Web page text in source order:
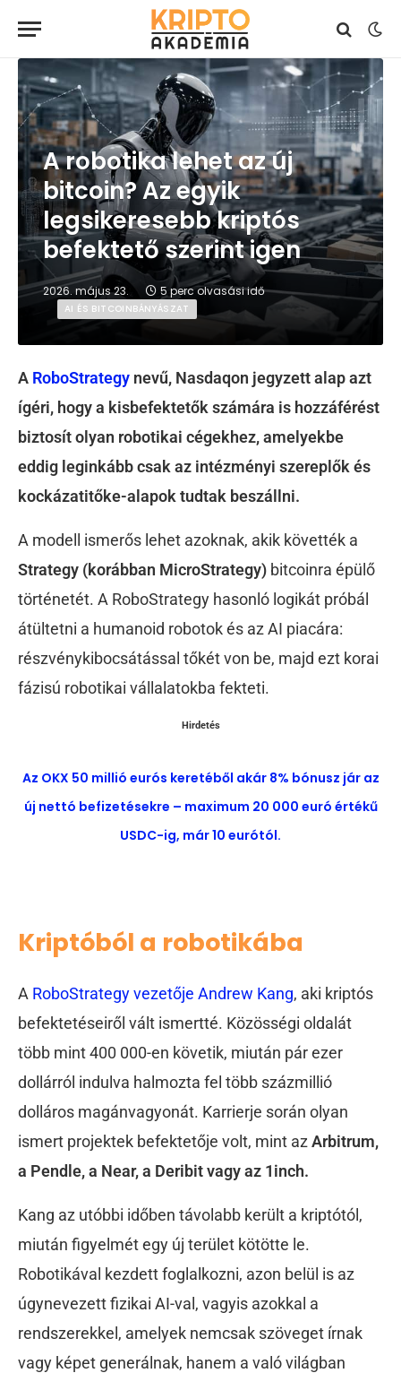
A robotika lehet az új
bitcoin? Az egyik
legsikeresebb kriptós
befektető szerint igen
2026. május 23. 5 perc olvasási idő
AI ÉS BITCOINBÁNYÁSZAT
A RoboStrategy nevű, Nasdaqon jegyzett alap azt
ígéri, hogy a kisbefektetők számára is hozzáférést
biztosít olyan robotikai cégekhez, amelyekbe
eddig leginkább csak az intézményi szereplők és
kockázatitőke-alapok tudtak beszállni.
A modell ismerős lehet azoknak, akik követték a
Strategy (korábban MicroStrategy) bitcoinra épülő
történetét. A RoboStrategy hasonló logikát próbál
átültetni a humanoid robotok és az AI piacára:
részvénykibocsátással tőkét von be, majd ezt korai
fázisú robotikai vállalatokba fekteti.
Hirdetés
Az OKX 50 millió eurós keretéből akár 8% bónusz jár az
új nettó befizetésekre – maximum 20 000 euró értékű
USDC-ig, már 10 eurótól.
Kriptóból a robotikába
A RoboStrategy vezetője Andrew Kang, aki kriptós
befektetéseiről vált ismertté. Közösségi oldalát
több mint 400 000-en követik, miután pár ezer
dollárról indulva halmozta fel több százmillió
dolláros magánvagyonát. Karrierje során olyan
ismert projektek befektetője volt, mint az Arbitrum,
a Pendle, a Near, a Deribit vagy az 1inch.
Kang az utóbbi időben távolabb került a kriptótól,
miután figyelmét egy új terület kötötte le.
Robotikával kezdett foglalkozni, azon belül is az
úgynevezett fizikai AI-val, vagyis azokkal a
rendszerekkel, amelyek nemcsak szöveget írnak
vagy képet generálnak, hanem a való világban